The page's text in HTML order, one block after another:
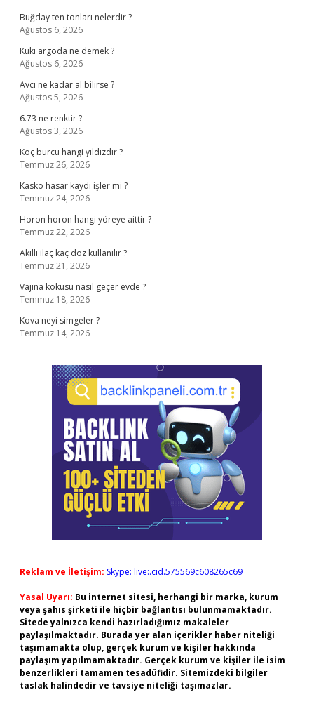
Buğday ten tonları nelerdir ?
Ağustos 6, 2026
Kuki argoda ne demek ?
Ağustos 6, 2026
Avcı ne kadar al bilirse ?
Ağustos 5, 2026
6.73 ne renktir ?
Ağustos 3, 2026
Koç burcu hangi yıldızdır ?
Temmuz 26, 2026
Kasko hasar kaydı işler mi ?
Temmuz 24, 2026
Horon horon hangi yöreye aittir ?
Temmuz 22, 2026
Akıllı ilaç kaç doz kullanılır ?
Temmuz 21, 2026
Vajina kokusu nasıl geçer evde ?
Temmuz 18, 2026
Kova neyi simgeler ?
Temmuz 14, 2026
Reklam ve İletişim: Skype: live:.cid.575569c608265c69
Yasal Uyarı: Bu internet sitesi, herhangi bir marka, kurum
veya şahıs şirketi ile hiçbir bağlantısı bulunmamaktadır.
Sitede yalnızca kendi hazırladığımız makaleler
paylaşılmaktadır. Burada yer alan içerikler haber niteliği
taşımamakta olup, gerçek kurum ve kişiler hakkında
paylaşım yapılmamaktadır. Gerçek kurum ve kişiler ile isim
benzerlikleri tamamen tesadüfidir. Sitemizdeki bilgiler
taslak halindedir ve tavsiye niteliği taşımazlar.